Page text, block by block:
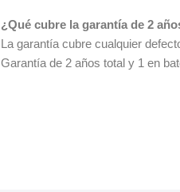
¿Qué cubre la garantía de 2
La garantía cubre cualquier
Garantía de 2 años total y 1 en